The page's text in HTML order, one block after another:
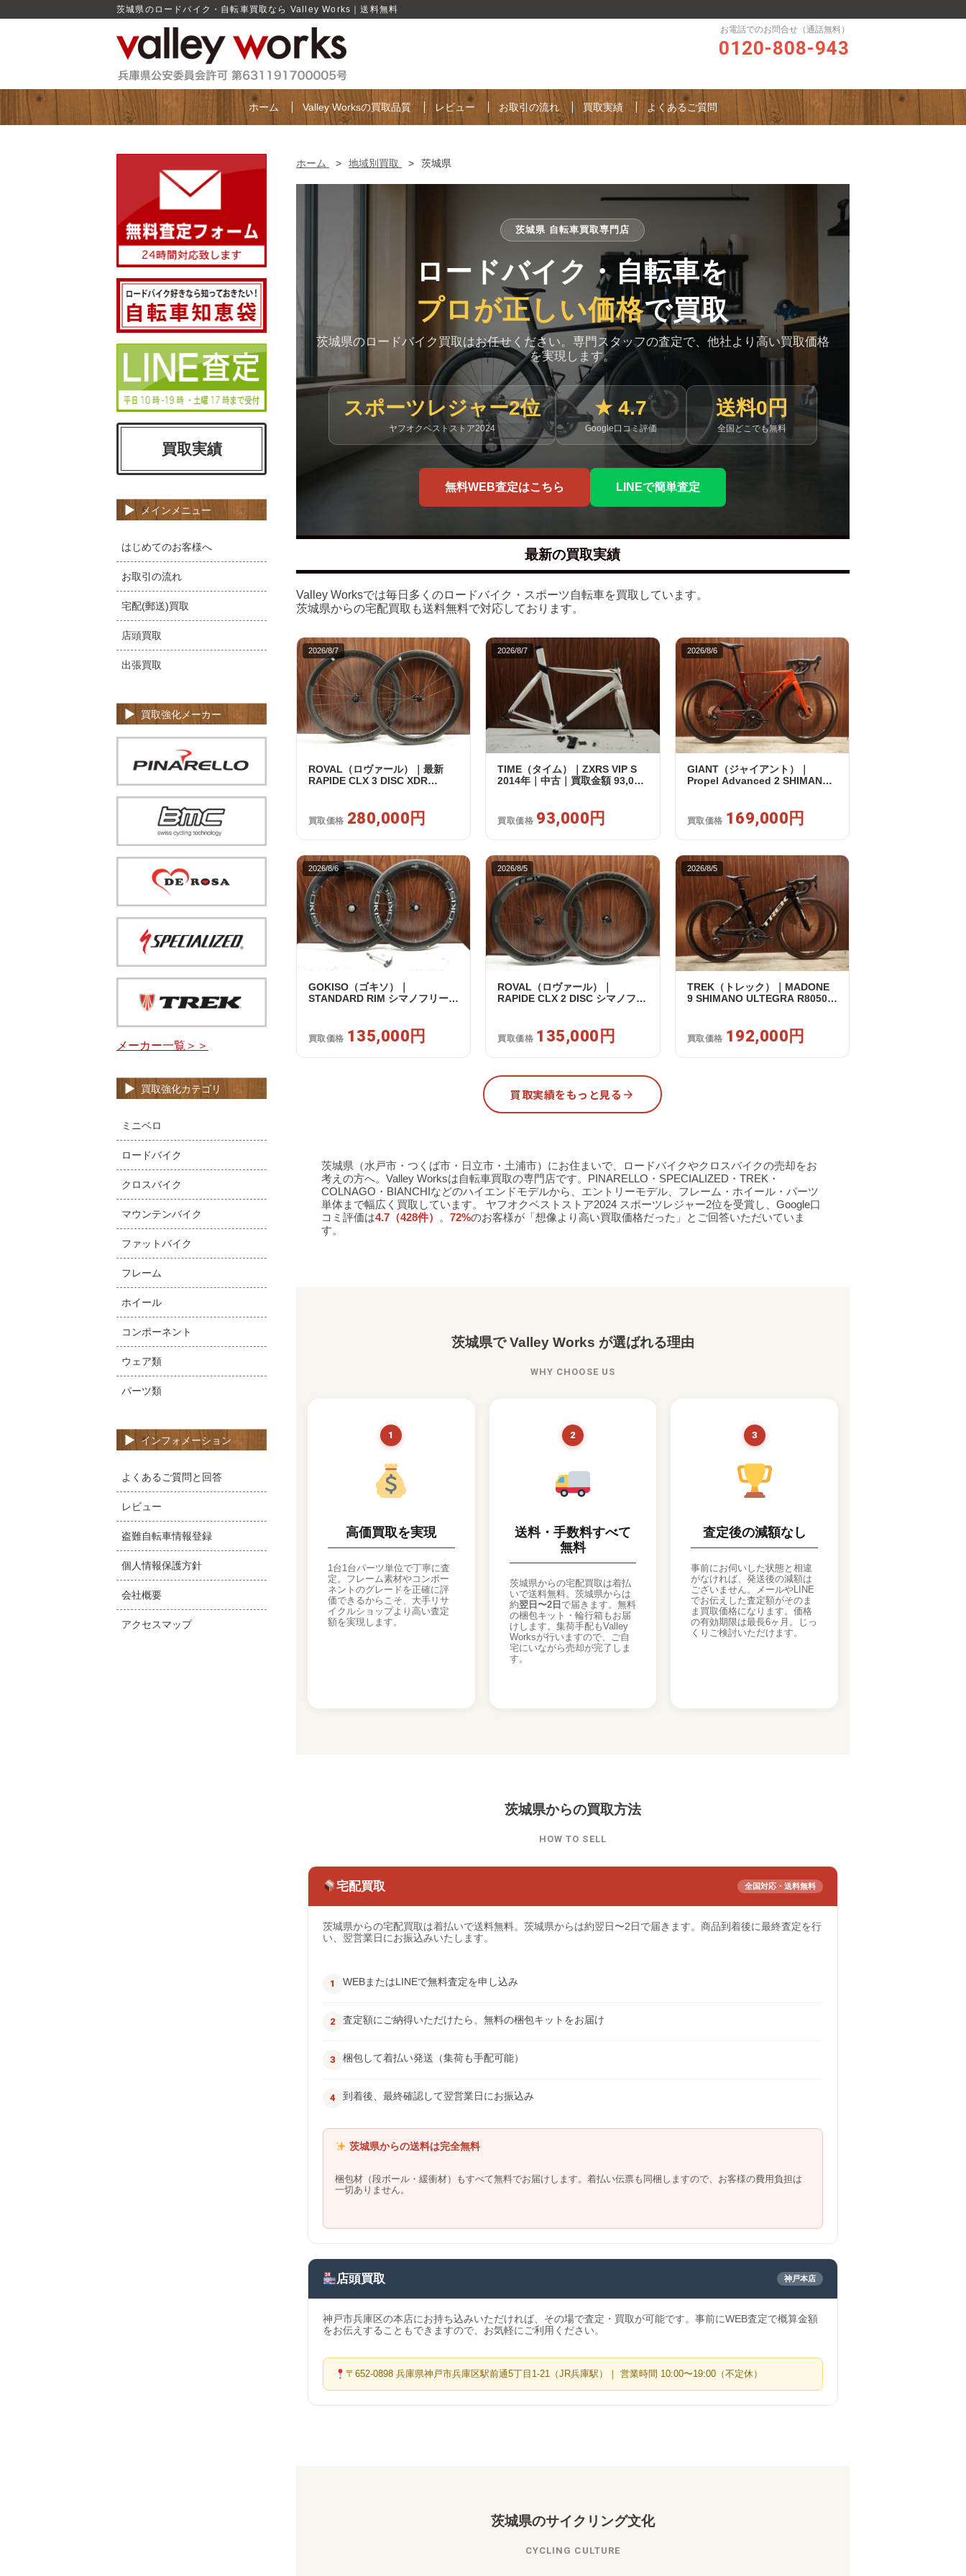
茨城県のロードバイク・自転車買取なら Valley Works｜送料無料
お電話でのお問合せ（通話無料）
0120-808-943
ホーム Valley Worksの買取品質 レビュー お取引の流れ 買取実績 よくあるご質問
ホーム > 地域別買取 > 茨城県
茨城県 自転車買取専門店
ロードバイク・自転車を
プロが正しい価格で買取
茨城県のロードバイク買取はお任せください。専門スタッフの査定で、他社より高い買取価格
を実現します。
スポーツレジャー2位
ヤフオクベストストア2024
★ 4.7
Google口コミ評価
送料0円
全国どこでも無料
無料WEB査定はこちら LINEで簡単査定
最新の買取実績
Valley Worksでは毎日多くのロードバイク・スポーツ自転車を買取しています。
茨城県からの宅配買取も送料無料で対応しております。
2026/8/7
ROVAL（ロヴァール）｜最新
RAPIDE CLX 3 DISC XDR
買取価格 280,000円
2026/8/7
TIME（タイム）｜ZXRS VIP S
2014年｜中古｜買取金額 93,000
買取価格 93,000円
2026/8/6
GIANT（ジャイアント）｜
Propel Advanced 2 SHIMANO
買取価格 169,000円
2026/8/6
GOKISO（ゴキソ）｜
STANDARD RIM シマノフリー
買取価格 135,000円
2026/8/5
ROVAL（ロヴァール）｜
RAPIDE CLX 2 DISC シマノフリ
買取価格 135,000円
2026/8/5
TREK（トレック）｜MADONE
9 SHIMANO ULTEGRA R8050
買取価格 192,000円
買取実績をもっと見る
茨城県（水戸市・つくば市・日立市・土浦市）にお住まいで、ロードバイクやクロスバイクの売却をお
考えの方へ。Valley Worksは自転車買取の専門店です。PINARELLO・SPECIALIZED・TREK・
COLNAGO・BIANCHIなどのハイエンドモデルから、エントリーモデル、フレーム・ホイール・パーツ
単体まで幅広く買取しています。 ヤフオクベストストア2024 スポーツレジャー2位を受賞し、Google口
コミ評価は4.7（428件） 。 72%のお客様が「想像より高い買取価格だった」とご回答いただいていま
す。
茨城県で Valley Works が選ばれる理由
WHY CHOOSE US
1
高価買取を実現
1台1台パーツ単位で丁寧に査
定。フレーム素材やコンポー
ネントのグレードを正確に評
価できるからこそ、大手リサ
イクルショップより高い査定
額を実現します。
2
送料・手数料すべて
無料
茨城県からの宅配買取は着払
いで送料無料。茨城県からは
約翌日〜2日 で届きます。無料
の梱包キット・輪行箱もお届
けします。集荷手配もValley
Worksが行いますので、ご自
宅にいながら売却が完了しま
す。
3
査定後の減額なし
事前にお伺いした状態と相違
がなければ、発送後の減額は
ございません。メールやLINE
でお伝えした査定額がそのま
ま買取価格になります。価格
の有効期限は最長6ヶ月。じっ
くりご検討いただけます。
茨城県からの買取方法
HOW TO SELL
宅配買取 全国対応・送料無料
茨城県からの宅配買取は着払いで送料無料。茨城県からは約翌日〜2日で届きます。商品到着後に最終査定を行
い、翌営業日にお振込みいたします。
WEBまたはLINEで無料査定を申し込み
査定額にご納得いただけたら、無料の梱包キットをお届け
梱包して着払い発送（集荷も手配可能）
到着後、最終確認して翌営業日にお振込み
茨城県からの送料は完全無料
梱包材（段ボール・緩衝材）もすべて無料でお届けします。着払い伝票も同梱しますので、お客様の費用負担は
一切ありません。
店頭買取 神戸本店
神戸市兵庫区の本店にお持ち込みいただければ、その場で査定・買取が可能です。事前にWEB査定で概算金額
をお伝えすることもできますので、お気軽にご利用ください。
〒652-0898 兵庫県神戸市兵庫区駅前通5丁目1-21（JR兵庫駅）｜ 営業時間 10:00〜19:00（不定休）
茨城県のサイクリング文化
CYCLING CULTURE
買取実績
メインメニュー
はじめてのお客様へ
お取引の流れ
宅配(郵送)買取
店頭買取
出張買取
買取強化メーカー
メーカー一覧＞＞
買取強化カテゴリ
ミニベロ
ロードバイク
クロスバイク
マウンテンバイク
ファットバイク
フレーム
ホイール
コンポーネント
ウェア類
パーツ類
インフォメーション
よくあるご質問と回答
レビュー
盗難自転車情報登録
個人情報保護方針
会社概要
アクセスマップ